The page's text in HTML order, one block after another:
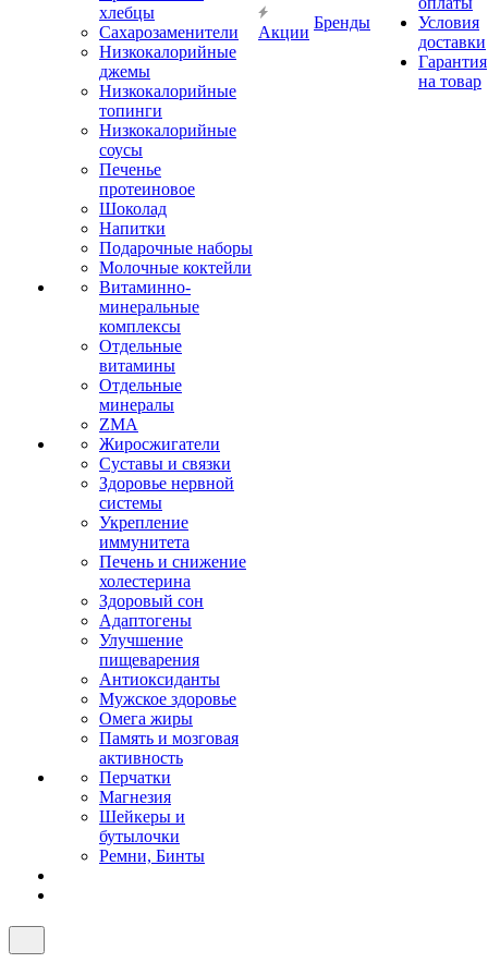
хлебцы
Сахарозаменители
Низкокалорийные
джемы
Низкокалорийные
топинги
Низкокалорийные
соусы
Печенье
протеиновое
Шоколад
Напитки
Подарочные наборы
Молочные коктейли
Витаминно-
минеральные
комплексы
Отдельные
витамины
Отдельные
минералы
ZMA
Жиросжигатели
Суставы и связки
Здоровье нервной
системы
Укрепление
иммунитета
Печень и снижение
холестерина
Здоровый сон
Адаптогены
Улучшение
пищеварения
Антиоксиданты
Мужское здоровье
Омега жиры
Память и мозговая
активность
Перчатки
Магнезия
Шейкеры и
бутылочки
Ремни, Бинты
Акции
Бренды
Условия
доставки
Гарантия
на товар